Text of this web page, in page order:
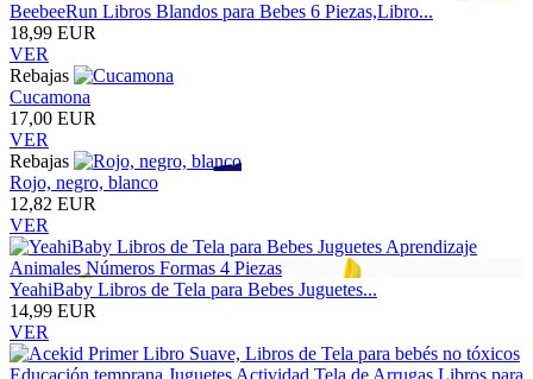
BeebeeRun Libros Blandos para Bebes 6 Piezas,Libro...
18,99 EUR
VER
Rebajas
Cucamona
17,00 EUR
VER
Rebajas
Rojo, negro, blanco
12,82 EUR
VER
YeahiBaby Libros de Tela para Bebes Juguetes...
14,99 EUR
VER